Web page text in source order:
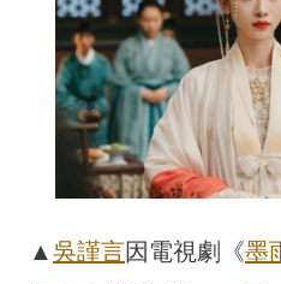
▲ 吳謹言因電視劇《墨